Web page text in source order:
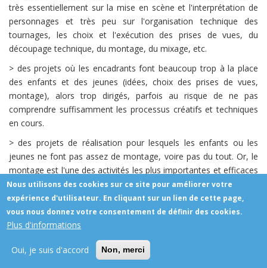
très essentiellement sur la mise en scène et l'interprétation de
personnages et très peu sur l'organisation technique des
tournages, les choix et l'exécution des prises de vues, du
découpage technique, du montage, du mixage, etc.
> des projets où les encadrants font beaucoup trop à la place
des enfants et des jeunes (idées, choix des prises de vues,
montage), alors trop dirigés, parfois au risque de ne pas
comprendre suffisamment les processus créatifs et techniques
en cours.
> des projets de réalisation pour lesquels les enfants ou les
jeunes ne font pas assez de montage, voire pas du tout. Or, le
montage est l'une des activités les plus importantes et efficaces
pour l'EMA : https://www.adeifvideo.fr/drupal-8/node/275
> plus rarement, des projets de réalisation ambitieux, mais...
pour lesquels leurs participant(e)s n'ont pas été
bases techniques ou initiation insuffisante ; absence d'une
Nous utilisons des cookies sur ce site pour améliorer votre
expérience d'utilisateur. En cliquant sur un lien de cette page,
vous nous donnez votre consentement de définir des cookies.
Plus d'informations
Oui, je suis d'accord Non, merci